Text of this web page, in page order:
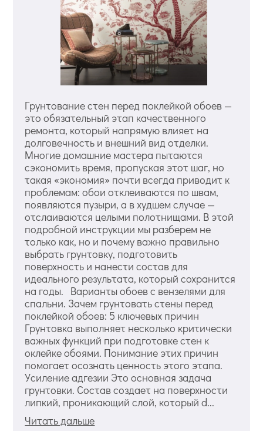
Грунтование стен перед поклейкой обоев —
это обязательный этап качественного
ремонта, который напрямую влияет на
долговечность и внешний вид отделки.
Многие домашние мастера пытаются
сэкономить время, пропуская этот шаг, но
такая «экономия» почти всегда приводит к
проблемам: обои отклеиваются по швам,
появляются пузыри, а в худшем случае —
отслаиваются целыми полотнищами. В этой
подробной инструкции мы разберем не
только как, но и почему важно правильно
выбрать грунтовку, подготовить
поверхность и нанести состав для
идеального результата, который сохранится
на годы. Варианты обоев с вензелями для
спальни. Зачем грунтовать стены перед
поклейкой обоев: 5 ключевых причин
Грунтовка выполняет несколько критически
важных функций при подготовке стен к
оклейке обоями. Понимание этих причин
помогает осознать ценность этого этапа.
Усиление адгезии Это основная задача
грунтовки. Состав создает на поверхности
липкий, проникающий слой, который d...
Читать дальше